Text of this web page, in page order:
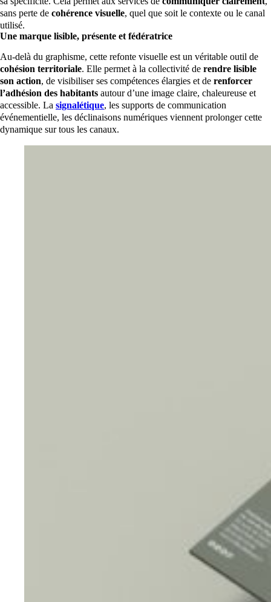
sans perte de cohérence visuelle, quel que soit le contexte ou le canal
utilisé.
Une marque lisible, présente et fédératrice
Au-delà du graphisme, cette refonte visuelle est un véritable outil de
cohésion territoriale. Elle permet à la collectivité de rendre lisible
son action, de visibiliser ses compétences élargies et de renforcer
l’adhésion des habitants autour d’une image claire, chaleureuse et
accessible. La signalétique, les supports de communication
événementielle, les déclinaisons numériques viennent prolonger cette
dynamique sur tous les canaux.